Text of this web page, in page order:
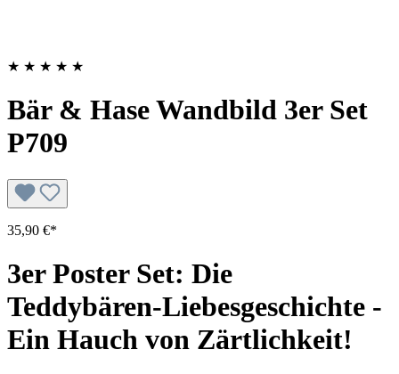
★ ★ ★ ★ ★
Bär & Hase Wandbild 3er Set
P709
35,90 €*
3er Poster Set: Die
Teddybären-Liebesgeschichte -
Ein Hauch von Zärtlichkeit!